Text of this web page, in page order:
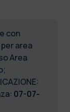
con
area
Area
07-07-